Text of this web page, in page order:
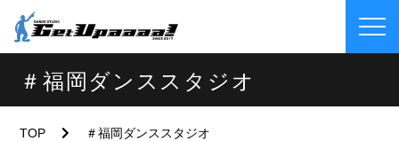
＃福岡ダンススタジオ
TOP ＃福岡ダンススタジオ